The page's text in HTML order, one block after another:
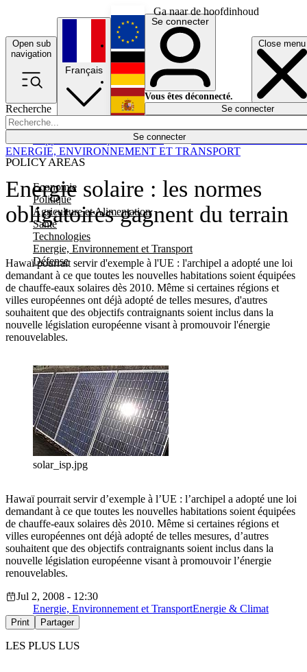
Ga naar de hoofdinhoud
Open sub
navigation
Close menu
Recherche
Se connecter
POLICY AREAS
Economie
Politique
Agriculture et Alimentation
Santé
Technologies
Energie, Environnement et Transport
Défense
Économie
Français
English
Deutsch
Español
Se connecter
Vous êtes déconnecté.
Se connecter
Energie solaire : les normes
obligatoires gagnent du terrain
Hawaï pourrait servir d'exemple à l'UE : l'archipel a adopté une loi
demandant à ce que toutes les nouvelles habitations soient équipées
de chauffe-eaux solaires dès 2010. Même si certaines régions et
villes européennes ont déjà adopté de telles mesures, d'autres
souhaitent que des objectifs contraignants soient inclus dans la
nouvelle législation européenne visant à promouvoir l'énergie
renouvelables.
ENERGIE, ENVIRONNEMENT ET TRANSPORT
solar_isp.jpg
Hawaï pourrait servir d’exemple à l’UE : l’archipel a adopté une loi
demandant à ce que toutes les nouvelles habitations soient équipées
de chauffe-eaux solaires dès 2010. Même si certaines régions et
villes européennes ont déjà adopté de telles mesures, d’autres
souhaitent que des objectifs contraignants soient inclus dans la
nouvelle législation européenne visant à promouvoir l’énergie
renouvelables.
Jul 2, 2008 - 12:30
Energie, Environnement et TransportEnergie & Climat
Print Partager
LES PLUS LUS